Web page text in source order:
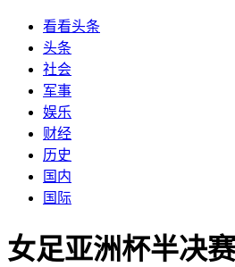
看看头条
头条
社会
军事
娱乐
财经
历史
国内
国际
女足亚洲杯半决